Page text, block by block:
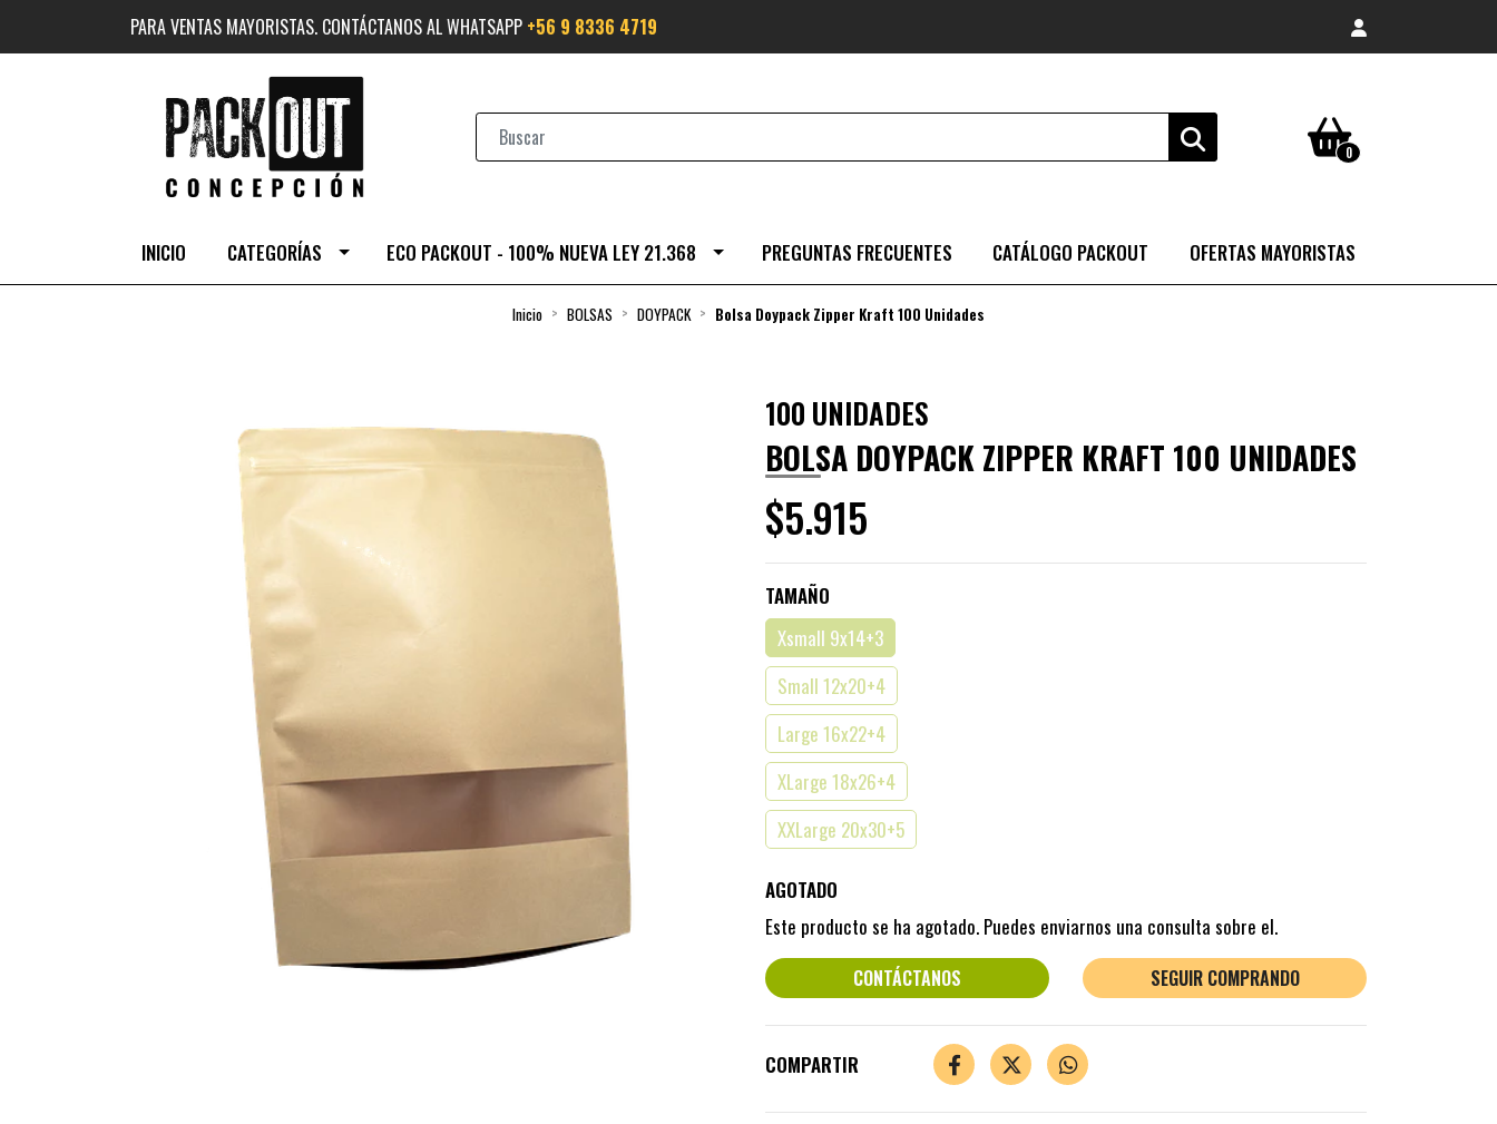
PARA VENTAS MAYORISTAS. CONTÁCTANOS AL WHATSAPP +56 9 8336 4719
0
INICIO CATEGORÍAS ECO PACKOUT - 100% NUEVA LEY 21.368 PREGUNTAS FRECUENTES CATÁLOGO PACKOUT OFERTAS MAYORISTAS
Inicio BOLSAS DOYPACK Bolsa Doypack Zipper Kraft 100 Unidades
100 UNIDADES
BOLSA DOYPACK ZIPPER KRAFT 100 UNIDADES
$5.915
TAMAÑO
Xsmall 9x14+3
Small 12x20+4
Large 16x22+4
XLarge 18x26+4
XXLarge 20x30+5
AGOTADO
Este producto se ha agotado. Puedes enviarnos una consulta sobre el.
CONTÁCTANOS SEGUIR COMPRANDO
COMPARTIR